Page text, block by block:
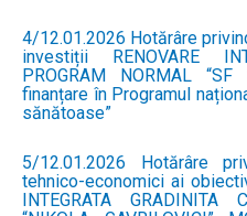
4/12.01.2026 Hotărâre
investiții RENOVARE
PROGRAM NORMAL
finanțare în Programul
sănătoase”
5/12.01.2026 Hotărâre
tehnico-economici ai
INTEGRATA GRADINITA